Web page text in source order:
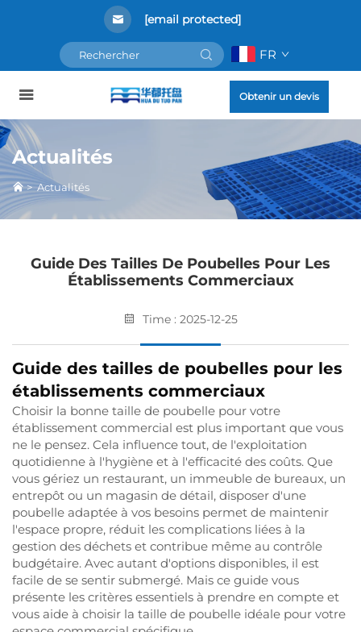
[email protected]
FR
Obtenir un devis
Actualités
>Actualités
Guide Des Tailles De Poubelles Pour Les
Établissements Commerciaux
Time : 2025-12-25
Guide des tailles de poubelles pour les
établissements commerciaux
Choisir la bonne taille de poubelle pour votre
établissement commercial est plus important que vous
ne le pensez. Cela influence tout, de l'exploitation
quotidienne à l'hygiène et à l'efficacité des coûts. Que
vous gériez un restaurant, un immeuble de bureaux, un
entrepôt ou un magasin de détail, disposer d'une
poubelle adaptée à vos besoins permet de maintenir
l'espace propre, réduit les complications liées à la
gestion des déchets et contribue même au contrôle
budgétaire. Avec autant d'options disponibles, il est
facile de se sentir submergé. Mais ce guide vous
présente les critères essentiels à prendre en compte et
vous aide à choisir la taille de poubelle idéale pour votre